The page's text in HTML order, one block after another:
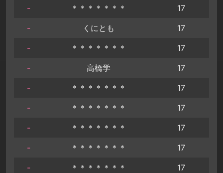
-
＊＊＊＊＊＊＊
17
-
くにとも
17
-
＊＊＊＊＊＊＊
17
-
高橋学
17
-
＊＊＊＊＊＊＊
17
-
＊＊＊＊＊＊＊
17
-
＊＊＊＊＊＊＊
17
-
＊＊＊＊＊＊＊
17
-
＊＊＊＊＊＊＊
17